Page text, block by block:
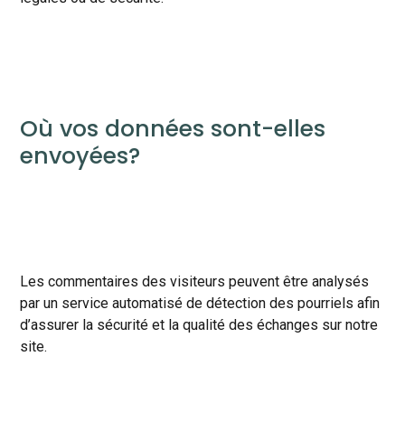
Où vos données sont-elles
envoyées?
Les commentaires des visiteurs peuvent être analysés
par un service automatisé de détection des pourriels afin
d’assurer la sécurité et la qualité des échanges sur notre
site.